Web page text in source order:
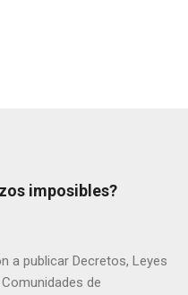
imposibles?
a publicar Decretos, Leyes
de